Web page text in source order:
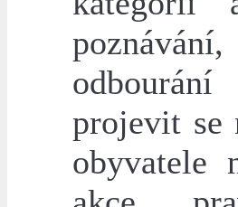
projevit se
obyvatele